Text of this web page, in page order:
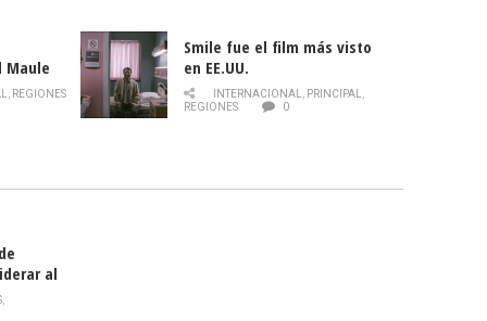
Maule
de la
, REGIONES
Smile fue el film más visto
en EE.UU.
INTERNACIONAL, PRINCIPAL,
REGIONES
0
al
,